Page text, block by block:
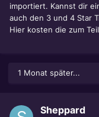
importiert. Kannst dir
auch den 3 und 4 Star
Hier kosten die zum
1 Monat später...
Sheppard